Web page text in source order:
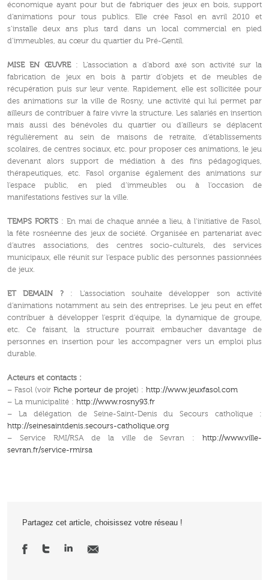
économique ayant pour but de fabriquer des jeux en bois, support
d’animations pour tous publics. Elle crée Fasol en avril 2010 et
s’installe deux ans plus tard dans un local commercial en pied
d’immeubles, au cœur du quartier du Pré-Gentil.
MISE EN ŒUVRE: L’association a d’abord axé son activité sur la
fabrication de jeux en bois à partir d’objets et de meubles de
récupération puis sur leur vente. Rapidement, elle est sollicitée pour
des animations sur la ville de Rosny, une activité qui lui permet par
ailleurs de contribuer à faire vivre la structure. Les salariés en insertion
mais aussi des bénévoles du quartier ou d’ailleurs se déplacent
régulièrement au sein de maisons de retraite, d’établissements
scolaires, de centres sociaux, etc. pour proposer ces animations, le jeu
devenant alors support de médiation à des fins pédagogiques,
thérapeutiques, etc. Fasol organise également des animations sur
l’espace public, en pied d’immeubles ou à l’occasion de
manifestations festives sur la ville.
TEMPS FORTS : En mai de chaque année a lieu, à l’initiative de Fasol,
la fête rosnéenne des jeux de société. Organisée en partenariat avec
d’autres associations, des centres socio-culturels, des services
municipaux, elle réunit sur l’espace public des personnes passionnées
de jeux.
ET DEMAIN ?: L’association souhaite développer son activité
d’animations notamment au sein des entreprises. Le jeu peut en effet
contribuer à développer l’esprit d’équipe, la dynamique de groupe,
etc. Ce faisant, la structure pourrait embaucher davantage de
personnes en insertion pour les accompagner vers un emploi plus
durable.
Acteurs et contacts :
– Fasol (voir Fiche porteur de projet) : http://www.jeuxfasol.com
– La municipalité : http://www.rosny93.fr
– La délégation de Seine-Saint-Denis du Secours catholique :
http://seinesaintdenis.secours-catholique.org
– Service RMI/RSA de la ville de Sevran : http://www.ville-
sevran.fr/service-rmirsa
Partagez cet article, choisissez votre réseau !